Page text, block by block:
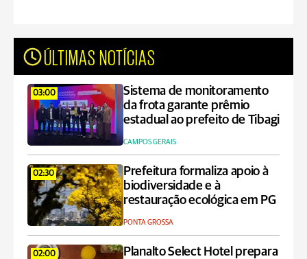
ÚLTIMAS NOTÍCIAS
03:00
Sistema de monitoramento
da frota garante prêmio
estadual ao prefeito de Tibagi
CAMPOS GERAIS
02:30
Prefeitura formaliza apoio à
biodiversidade e à
restauração ecológica em PG
PONTA GROSSA
02:00
Planalto Select Hotel prepara